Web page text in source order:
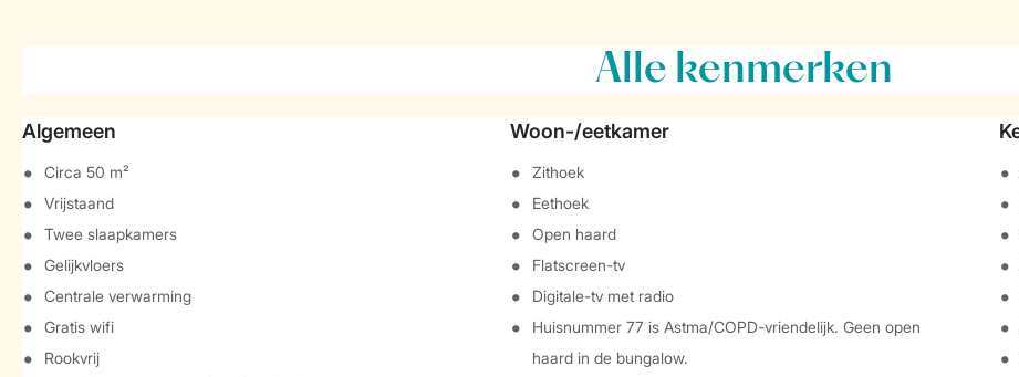
Alle kenmerken
Algemeen
Circa 50 m²
Vrijstaand
Twee slaapkamers
Gelijkvloers
Centrale verwarming
Gratis wifi
Rookvrij
Woon-/eetkamer
Zithoek
Eethoek
Open haard
Flatscreen-tv
Digitale-tv met radio
Huisnummer 77 is Astma/COPD-vriendelijk. Geen open
haard in de bungalow.